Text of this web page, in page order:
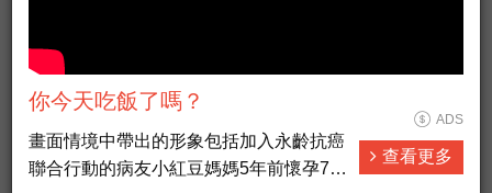
媽篇】
「IKEA目錄宣布走入歷史...」12月7日，瑞
典宜家家具（IKEA）正式宣布，將停止刊印
IKEA家具的「年度家具目錄」（The IKEA
Catalogue），10月剛上市的2021年目錄，
政治經濟 全部文章
你今天吃飯了嗎？
畫面情境中帶出的形象包括加入永齡抗癌
聯合行動的病友小紅豆媽媽5年前懷孕7個
ADS
查看更多